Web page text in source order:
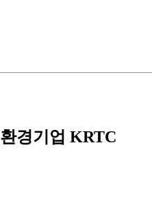
경기업 KRTC